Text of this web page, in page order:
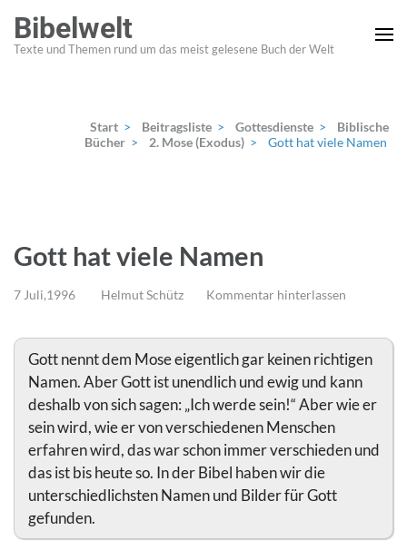
Inhalt
springen
Bibelwelt
Texte und Themen rund um das meist gelesene Buch der Welt
Start > Beitragsliste > Gottesdienste >
Biblische
Bücher > 2. Mose (Exodus) > Gott hat viele Namen
Gott hat viele Namen
7 Juli,1996 Helmut Schütz Kommentar hinterlassen
Gott nennt dem Mose eigentlich gar keinen richtigen
Namen. Aber Gott ist unendlich und ewig und kann
deshalb von sich sagen: „Ich werde sein!“ Aber wie er
sein wird, wie er von verschiedenen Menschen
erfahren wird, das war schon immer verschieden und
das ist bis heute so. In der Bibel haben wir die
unterschiedlichsten Namen und Bilder für Gott
gefunden.